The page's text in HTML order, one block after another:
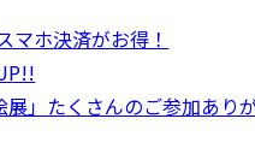
マホ決済がお得！
」たくさんのご参加あり